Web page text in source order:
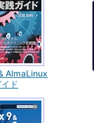
AlmaLinux
ド